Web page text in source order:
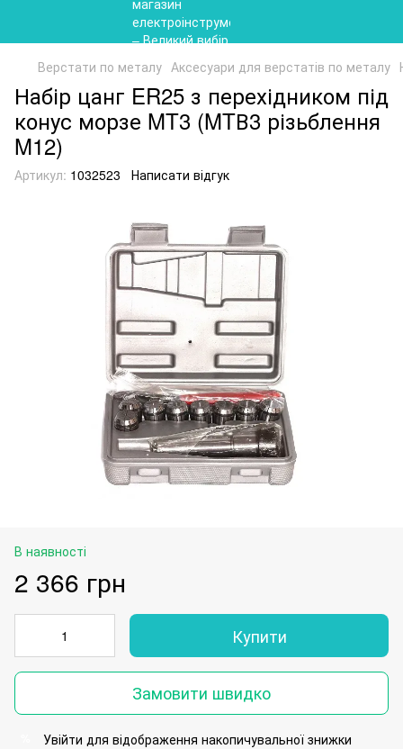
Верстати по металу Аксесуари для верстатів по металу
Набір цанг ER25 з перехідником під
конус морзе MT3 (MTВ3 різьблення
M12)
Артикул: 1032523 Написати відгук
В наявності
2 366 грн
Купити
Замовити швидко
Увійти для відображення накопичувальної знижки